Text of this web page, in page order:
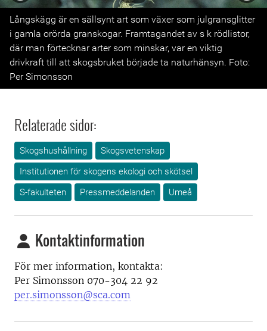
Previous
Långskägg är en sällsynt art som växer som julgransglitter
i gamla orörda granskogar. Framtagandet av s k rödlistor,
där man förtecknar arter som minskar, var en viktig
drivkraft till att skogsbruket började ta naturhänsyn. Foto:
Per Simonsson
Relaterade sidor:
Skogshushållning
Skogsvetenskap
Institutionen för skogens ekologi och skötsel
S-fakulteten
Pressmeddelanden Umeå
Kontaktinformation
För mer information, kontakta:
Per Simonsson 070-304 22 92
per.simonsson@sca.com